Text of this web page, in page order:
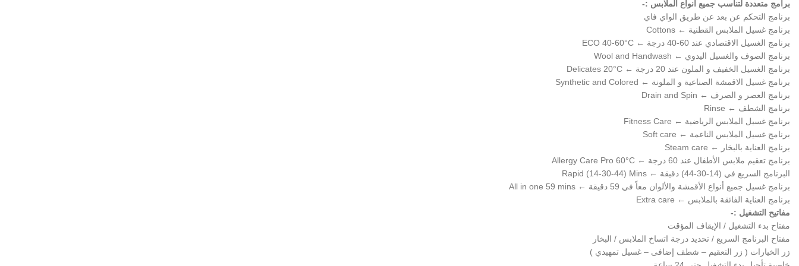
برامج متعددة لتناسب جميع أنواع الملابس :-
برنامج التحكم عن بعد عن طريق الواي فاي
برنامج غسيل الملابس القطنية ← Cottons
برنامج الغسيل الاقتصادي عند 60-40 درجة ← ECO 40-60°C
برنامج الصوف والغسيل اليدوي ← Wool and Handwash
برنامج الغسيل الخفيف و الملون عند 20 درجة ← Delicates 20°C
برنامج غسيل الاقمشة الصناعية و الملونة ← Synthetic and Colored
برنامج العصر و الصرف ← Drain and Spin
برنامج الشطف ← Rinse
برنامج غسيل الملابس الرياضية ← Fitness Care
برنامج غسيل الملابس الناعمة ← Soft care
برنامج العناية بالبخار ← Steam care
برنامج تعقيم ملابس الأطفال عند 60 درجة ← Allergy Care Pro 60°C
البرنامج السريع في (14-30-44) دقيقة ← Rapid (14-30-44) Mins
برنامج غسيل جميع أنواع الأقمشة والألوان معاً في 59 دقيقة ← All in one 59 mins
برنامج العناية الفائقة بالملابس ← Extra care
مفاتيح التشغيل :-
مفتاح بدء التشغيل / الإيقاف المؤقت
مفتاح البرنامج السريع / تحديد درجة اتساخ الملابس / البخار
زر الخيارات ( زر التعقيم – شطف إضافى – غسيل تمهيدي )